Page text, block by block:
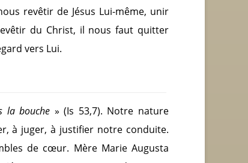
revêtir de Jésus Lui-même, unir
du Christ, il nous faut quitter
vers Lui.
la bouche » (Is 53,7). Notre nature
à juger, à justifier notre conduite.
de cœur. Mère Marie Augusta